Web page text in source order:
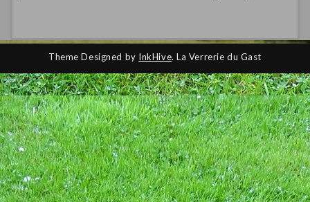
Theme Designed by InkHive.La Verrerie du Gast